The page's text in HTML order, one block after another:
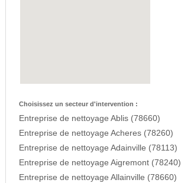
Choisissez un secteur d'intervention :
Entreprise de nettoyage Ablis (78660)
Entreprise de nettoyage Acheres (78260)
Entreprise de nettoyage Adainville (78113)
Entreprise de nettoyage Aigremont (78240)
Entreprise de nettoyage Allainville (78660)